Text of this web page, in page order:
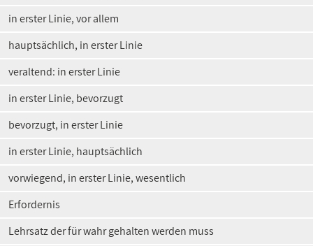
in erster Linie, vor allem
hauptsächlich, in erster Linie
veraltend: in erster Linie
in erster Linie, bevorzugt
bevorzugt, in erster Linie
in erster Linie, hauptsächlich
vorwiegend, in erster Linie, wesentlich
Erfordernis
Lehrsatz der für wahr gehalten werden muss